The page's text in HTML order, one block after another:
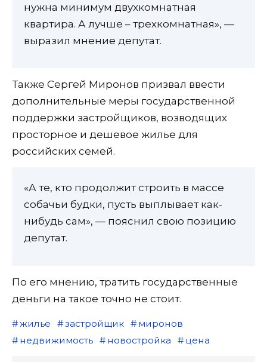
нужна минимум двухкомнатная
квартира. А лучше – трехкомнатная», —
выразил мнение депутат.
Также Сергей Миронов призвал ввести
дополнительные меры государственной
поддержки застройщиков, возводящих
просторное и дешевое жилье для
российских семей.
«А те, кто продолжит строить в массе
собачьи будки, пусть выплывает как-
нибудь сам», — пояснил свою позицию
депутат.
По его мнению, тратить государственные
деньги на такое точно не стоит.
жилье застройщик
миронов
недвижимость
новостройка цена